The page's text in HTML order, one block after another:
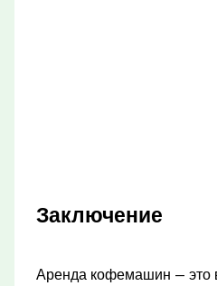
Заключение
Аренда кофемашин — это